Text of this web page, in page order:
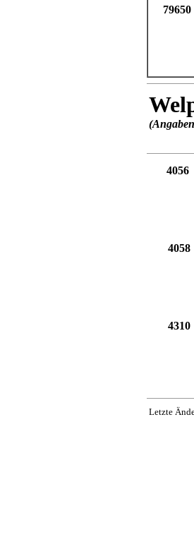
79650
4056
4058
4310
Letzte